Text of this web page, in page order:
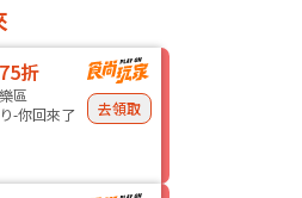
折
區
-你回來了
去領取